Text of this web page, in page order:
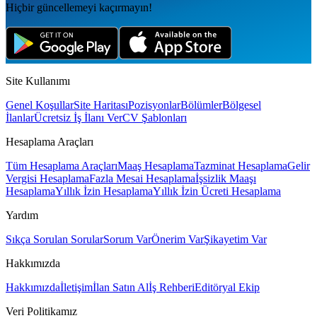
Hiçbir güncellemeyi kaçırmayın!
Site Kullanımı
Genel KoşullarSite HaritasıPozisyonlarBölümlerBölgesel
İlanlarÜcretsiz İş İlanı VerCV Şablonları
Hesaplama Araçları
Tüm Hesaplama AraçlarıMaaş HesaplamaTazminat HesaplamaGelir
Vergisi HesaplamaFazla Mesai Hesaplamaİşsizlik Maaşı
HesaplamaYıllık İzin HesaplamaYıllık İzin Ücreti Hesaplama
Yardım
Sıkça Sorulan SorularSorum VarÖnerim VarŞikayetim Var
Hakkımızda
Hakkımızdaİletişimİlan Satın Alİş RehberiEditöryal Ekip
Veri Politikamız